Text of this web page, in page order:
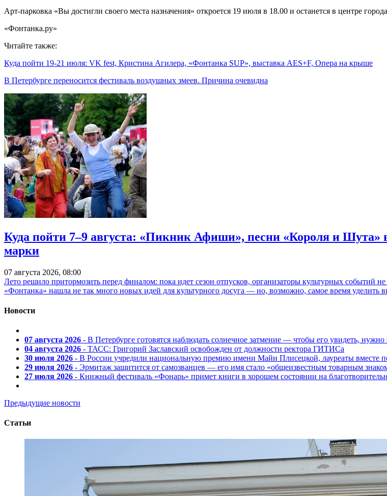
Арт-парковка «Вы достигли своего места назначения» откроется 19 июля в 18.00 и останется в центре
«Фонтанка.ру»
Читайте также:
Куда пойти 19-21 июля: VK fest, Кристина Агилера, «Фонтанка SUP», выставка AES+F, Опера на крыше
В Петербурге переносится фестиваль воздушных змеев. Причина очевидна
Куда пойти 7–9 августа: «Пикник Афиши», песни «Короля и Шута»
марки
07 августа 2026, 08:00
Лето решило притормозить перед финалом: пока идет сезон отпусков, организаторы культурных событий
«Фонтанка» нашла не так много новых идей для культурного досуга — но, возможно, самое время уделить
Новости
07 августа 2026 - В Петербурге готовятся наблюдать солнечное затмение — чтобы его увидеть, нужно
04 августа 2026 - ТАСС: Григорий Заславский освобожден от должности ректора ГИТИСа
30 июля 2026 - В России учредили национальную премию имени Майи Плисецкой, лауреаты вместе
29 июля 2026 - Эрмитаж защитится от самозванцев — его имя стало «общеизвестным товарным
27 июля 2026 - Книжный фестиваль «Фонарь» примет книги в хорошем состоянии на
Предыдущие новости
Статьи